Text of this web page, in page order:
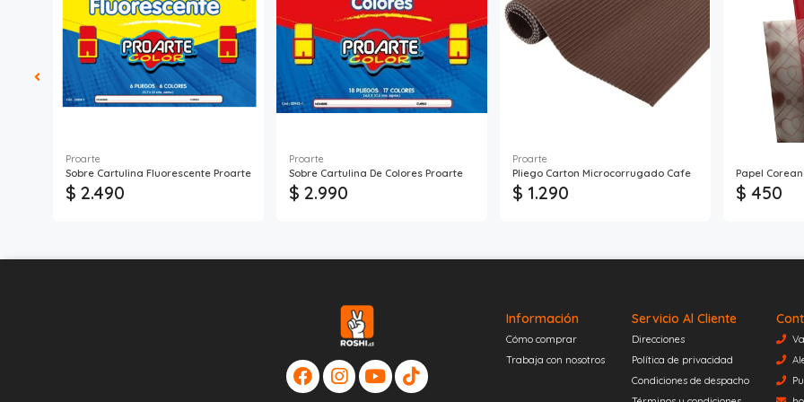
Proarte
Sobre Cartulina Fluorescente Proarte
$ 2.490
Proarte
Sobre Cartulina De Colores Proarte
$ 2.990
Proarte
Pliego Carton Microcorrugado Cafe
$ 1.290
Papel
$ 450
Información
Cómo comprar
Trabaja con nosotros
Servicio Al Cliente
Direcciones
Política de privacidad
Condiciones de despacho